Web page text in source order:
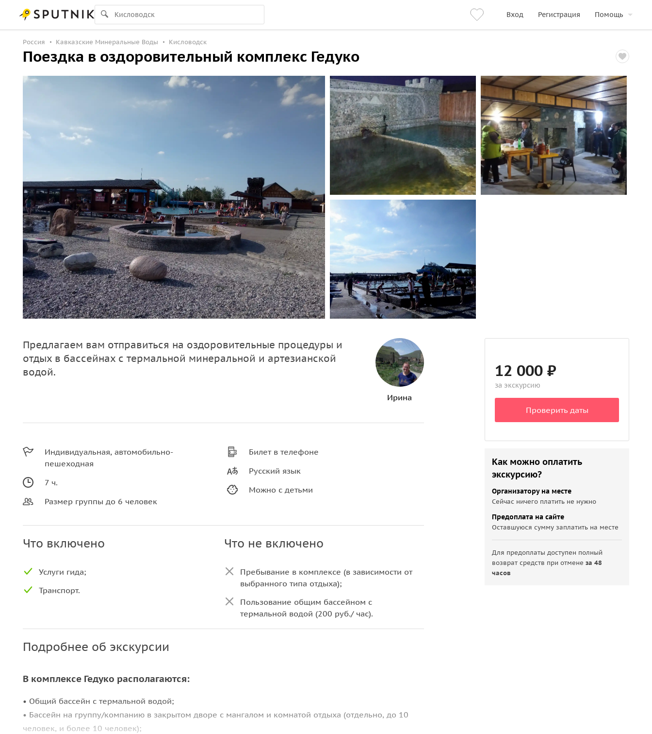
Вход Регистрация Помощь
Россия Кавказские Минеральные Воды Кисловодск
Поездка в оздоровительный комплекс Гедуко
Предлагаем вам отправиться на оздоровительные процедуры и
отдых в бассейнах с термальной минеральной и артезианской
водой.
Ирина
Индивидуальная, автомобильно-
пешеходная
7 ч.
Размер группы до 6 человек
Билет в телефоне
Русский язык
Можно с детьми
Что включено
Услуги гида;
Транспорт.
Что не включено
Пребывание в комплексе (в зависимости от
выбранного типа отдыха);
Пользование общим бассейном с
термальной водой (200 руб./ час).
Подробнее об экскурсии
В комплексе Гедуко располагаются:
• Общий бассейн с термальной водой;
• Бассейн на группу/компанию в закрытом дворе с мангалом и комнатой отдыха (отдельно, до 10
человек, и более 10 человек);
12 000 ₽
за экскурсию
Проверить даты
Как можно оплатить
экскурсию?
Организатору на месте
Сейчас ничего платить не нужно
Предоплата на сайте
Оставшуюся сумму заплатить на месте
Для предоплаты доступен полный
возврат средств при отменеза 48
часов